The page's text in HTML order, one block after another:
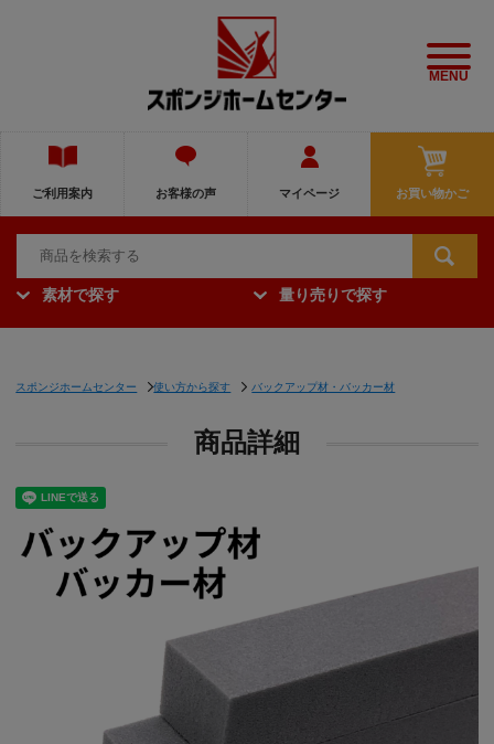
MENU
お買い物かご
マイページ
お客様の声
ご利用案内
素材で探す 量り売りで探す
スポンジホームセンター 使い方から探す バックアップ材・バッカー材
商品詳細